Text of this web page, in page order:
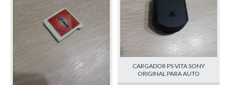
CARGADOR PS VITA SONY
ORIGINAL PARA AUTO